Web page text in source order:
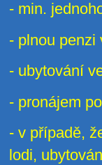
- min.
- plnou penzi
- ubytování
- pronájem
- v případě,
lodi,